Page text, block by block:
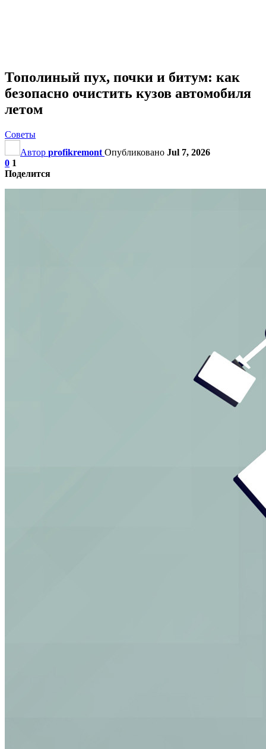
Тополиный пух, почки и битум: как
безопасно очистить кузов автомобиля
летом
Советы
Автор profikremont Опубликовано Jul 7, 2026
0 1
Поделится